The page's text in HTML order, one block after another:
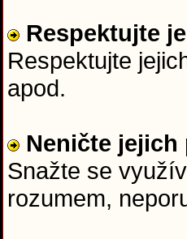
Respektujte
Respektujte
apod.
Neničte jejich
Snažte se
rozumem,